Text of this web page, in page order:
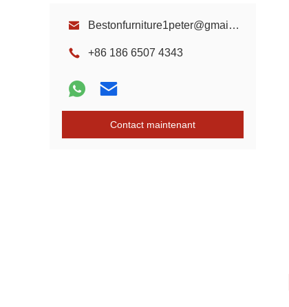
Bestonfurniture1peter@gmail.com
+86 186 6507 4343
Contact maintenant